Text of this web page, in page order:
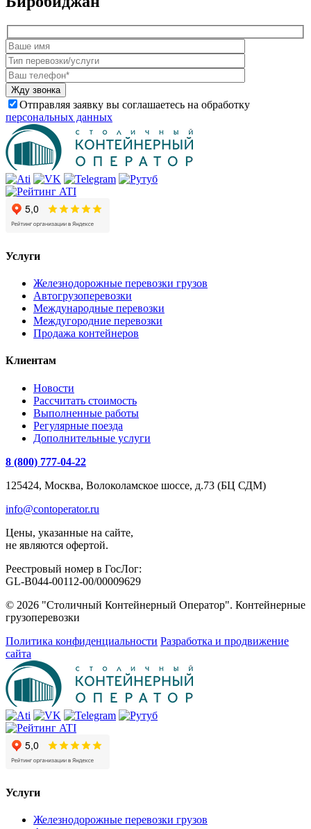
Отправляя заявку вы соглашаетесь на обработку
персональных данных
Услуги
Железнодорожные перевозки грузов
Автогрузоперевозки
Международные перевозки
Междугородние перевозки
Продажа контейнеров
Клиентам
Новости
Рассчитать стоимость
Выполненные работы
Регулярные поезда
Дополнительные услуги
8 (800) 777-04-22
125424, Москва, Волоколамское шоссе, д.73 (БЦ СДМ)
info@contoperator.ru
Цены, указанные на сайте,
не являются офертой.
Реестровый номер в ГосЛог:
GL-B044-00112-00/00009629
© 2026 "Столичный Контейнерный Оператор". Контейнерные
грузоперевозки
Политика конфиденциальности Разработка и продвижение
сайта
Услуги
Железнодорожные перевозки грузов